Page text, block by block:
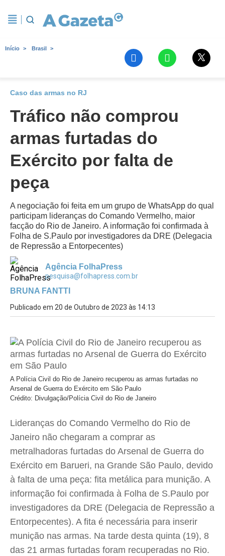
Início Brasil
Caso das armas no RJ
Tráfico não comprou
armas furtadas do
Exército por falta de
peça
A negociação foi feita em um grupo de WhatsApp do qual
participam lideranças do Comando Vermelho, maior
facção do Rio de Janeiro. A informação foi confirmada à
Folha de S.Paulo por investigadores da DRE (Delegacia
de Repressão a Entorpecentes)
Agência FolhaPress
pesquisa@folhapress.com.br
BRUNA FANTTI
Publicado em 20 de Outubro de 2023 às 14:13
A Polícia Civil do Rio de Janeiro recuperou as armas furtadas no
Arsenal de Guerra do Exército em São Paulo
Crédito: Divulgação/Polícia Civil do Rio de Janeiro
Lideranças do Comando Vermelho do Rio de
Janeiro não chegaram a comprar as
metralhadoras furtadas do Arsenal de Guerra do
Exército em Barueri, na Grande São Paulo, devido
à falta de uma peça: fita metálica para munição. A
informação foi confirmada à Folha de S.Paulo por
investigadores da DRE (Delegacia de Repressão a
Entorpecentes). A fita é necessária para inserir
munição nas armas. Na tarde desta quinta (19), 8
das 21 armas furtadas foram recuperadas no Rio.